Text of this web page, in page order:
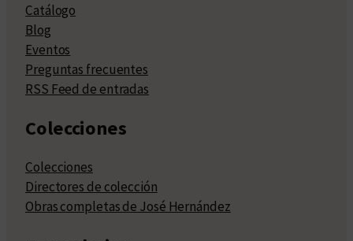
Catálogo
Blog
Eventos
Preguntas frecuentes
RSS Feed de entradas
Colecciones
Colecciones
Directores de colección
Obras completas de José Hernández